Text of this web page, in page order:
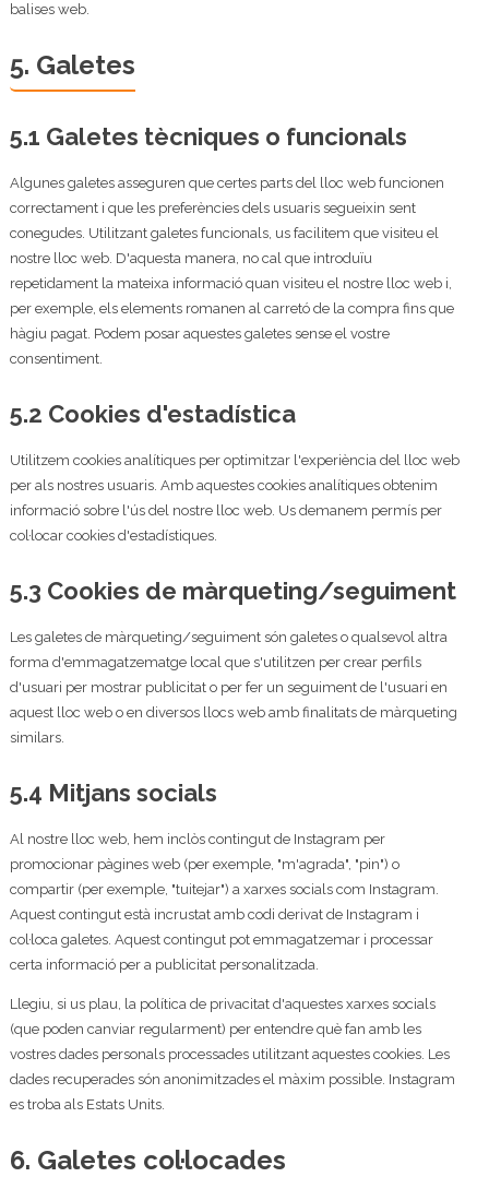
balises web.
5. Galetes
5.1 Galetes tècniques o funcionals
Algunes galetes asseguren que certes parts del lloc web funcionen
correctament i que les preferències dels usuaris segueixin sent
conegudes. Utilitzant galetes funcionals, us facilitem que visiteu el
nostre lloc web. D'aquesta manera, no cal que introduïu
repetidament la mateixa informació quan visiteu el nostre lloc web i,
per exemple, els elements romanen al carretó de la compra fins que
hàgiu pagat. Podem posar aquestes galetes sense el vostre
consentiment.
5.2 Cookies d'estadística
Utilitzem cookies analítiques per optimitzar l'experiència del lloc web
per als nostres usuaris. Amb aquestes cookies analítiques obtenim
informació sobre l'ús del nostre lloc web. Us demanem permís per
col·locar cookies d'estadístiques.
5.3 Cookies de màrqueting/seguiment
Les galetes de màrqueting/seguiment són galetes o qualsevol altra
forma d'emmagatzematge local que s'utilitzen per crear perfils
d'usuari per mostrar publicitat o per fer un seguiment de l'usuari en
aquest lloc web o en diversos llocs web amb finalitats de màrqueting
similars.
5.4 Mitjans socials
Al nostre lloc web, hem inclòs contingut de Instagram per
promocionar pàgines web (per exemple, "m'agrada", "pin") o
compartir (per exemple, "tuitejar") a xarxes socials com Instagram.
Aquest contingut està incrustat amb codi derivat de Instagram i
col·loca galetes. Aquest contingut pot emmagatzemar i processar
certa informació per a publicitat personalitzada.
Llegiu, si us plau, la política de privacitat d'aquestes xarxes socials
(que poden canviar regularment) per entendre què fan amb les
vostres dades personals processades utilitzant aquestes cookies. Les
dades recuperades són anonimitzades el màxim possible. Instagram
es troba als Estats Units.
6. Galetes col·locades